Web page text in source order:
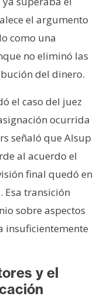
el argumento
como una
no eliminó las
del dinero.
el caso del juez
ocurrida
señaló que Alsup
al acuerdo el
final quedó en
Esa transición
sobre aspectos
insuficientemente
y el